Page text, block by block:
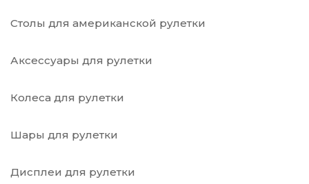
Столы для американской рулетки
Аксессуары для рулетки
Колеса для рулетки
Шары для рулетки
Дисплеи для рулетки